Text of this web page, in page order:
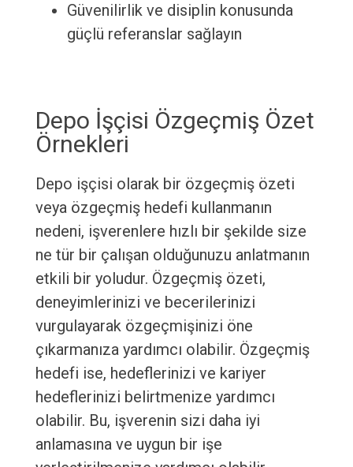
Güvenilirlik ve disiplin konusunda
güçlü referanslar sağlayın
Depo İşçisi Özgeçmiş Özet
Örnekleri
Depo işçisi olarak bir özgeçmiş özeti
veya özgeçmiş hedefi kullanmanın
nedeni, işverenlere hızlı bir şekilde size
ne tür bir çalışan olduğunuzu anlatmanın
etkili bir yoludur. Özgeçmiş özeti,
deneyimlerinizi ve becerilerinizi
vurgulayarak özgeçmişinizi öne
çıkarmanıza yardımcı olabilir. Özgeçmiş
hedefi ise, hedeflerinizi ve kariyer
hedeflerinizi belirtmenize yardımcı
olabilir. Bu, işverenin sizi daha iyi
anlamasına ve uygun bir işe